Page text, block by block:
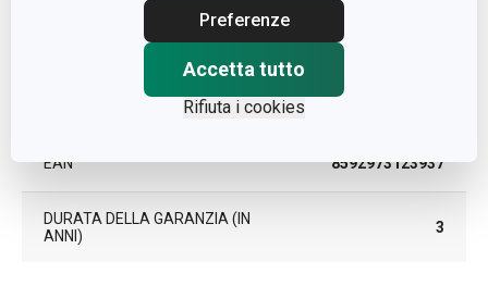
Preferenze
Accetta tutto
Rifiuta i cookies
Marrone chiaro
LAVAGGIO IN LAVASTOVIGLIE
EAN 8592973123937
DURATA DELLA GARANZIA (IN
ANNI)
3